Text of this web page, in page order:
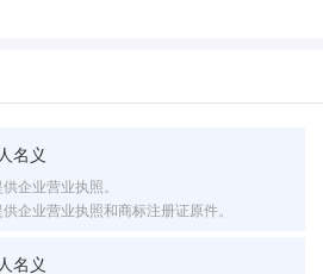
名义
企业营业执照。
企业营业执照和商标注册证原件。
名义